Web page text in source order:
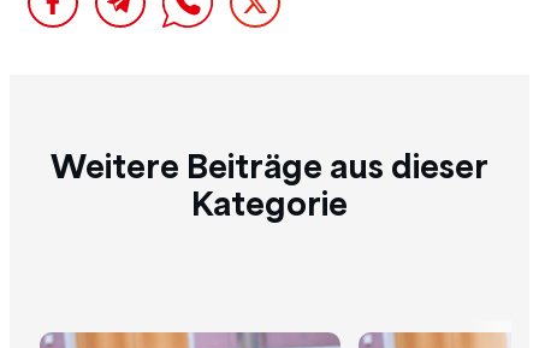
Weitere Beiträge aus dieser
Kategorie